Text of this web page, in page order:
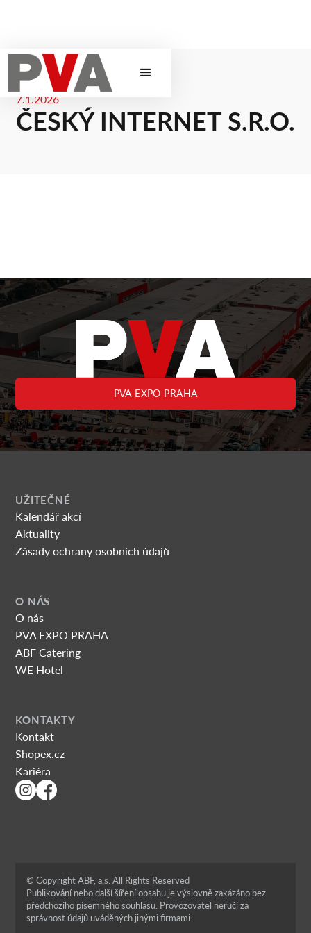
7.1.2026
ČESKÝ INTERNET S.R.O.
PVA EXPO PRAHA
UŽITEČNÉ
Kalendář akcí
Aktuality
Zásady ochrany osobních údajů
O NÁS
O nás
PVA EXPO PRAHA
ABF Catering
WE Hotel
KONTAKTY
Kontakt
Shopex.cz
Kariéra
© Copyright ABF, a.s. All Rights Reserved
Publikování nebo další šíření obsahu je výslovně zakázáno bez
předchozího písemného souhlasu. Provozovatel neručí za
správnost údajů uváděných jinými firmami.